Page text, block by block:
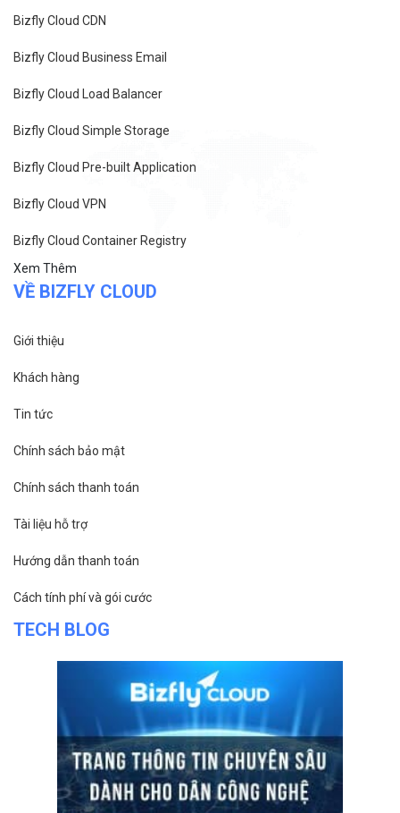
Bizfly Cloud CDN
Bizfly Cloud Business Email
Bizfly Cloud Load Balancer
Bizfly Cloud Simple Storage
Bizfly Cloud Pre-built Application
Bizfly Cloud VPN
Bizfly Cloud Container Registry
Xem Thêm
VỀ BIZFLY CLOUD
Giới thiệu
Khách hàng
Tin tức
Chính sách bảo mật
Chính sách thanh toán
Tài liệu hỗ trợ
Hướng dẫn thanh toán
Cách tính phí và gói cước
TECH BLOG